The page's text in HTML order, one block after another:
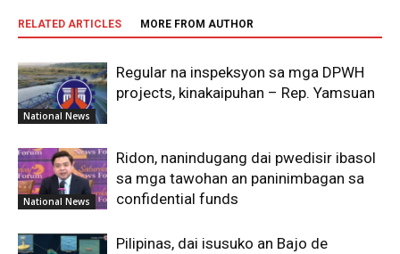
RELATED ARTICLES MORE FROM AUTHOR
National News
Regular na inspeksyon sa mga DPWH
projects, kinakaipuhan – Rep. Yamsuan
National News
Ridon, nanindugang dai pwedisir ibasol
sa mga tawohan an paninimbagan sa
confidential funds
Pilipinas, dai isusuko an Bajo de